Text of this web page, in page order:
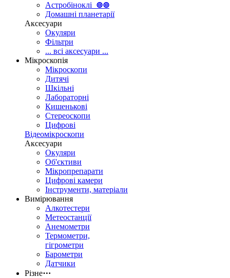
Астробіноклі ⊚⊚
Домашні планетарії
Аксесуари
Окуляри
Фільтри
... всі аксесуари ...
Мікроскопія
Мікроскопи
Дитячі
Шкільні
Лабораторні
Кишенькові
Стереоскопи
Цифрові
Відеомікроскопи
Аксесуари
Окуляри
Об'єктиви
Мікропрепарати
Цифрові камери
Інструменти, матеріали
Вимірювання
Алкотестери
Метеостанції
Анемометри
Термометри,
гігрометри
Барометри
Датчики
Різне⋯